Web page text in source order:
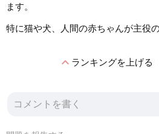
ます。
特に猫や犬、人間の赤ちゃんが主役
expand_lessランキングを上げる